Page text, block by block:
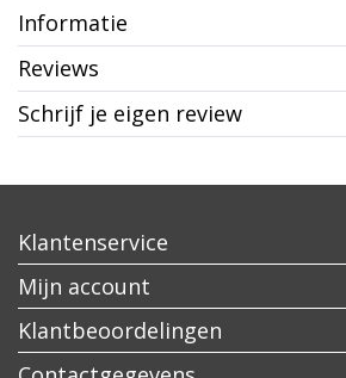
Informatie
Reviews
Schrijf je eigen review
Klantenservice
Mijn account
Klantbeoordelingen